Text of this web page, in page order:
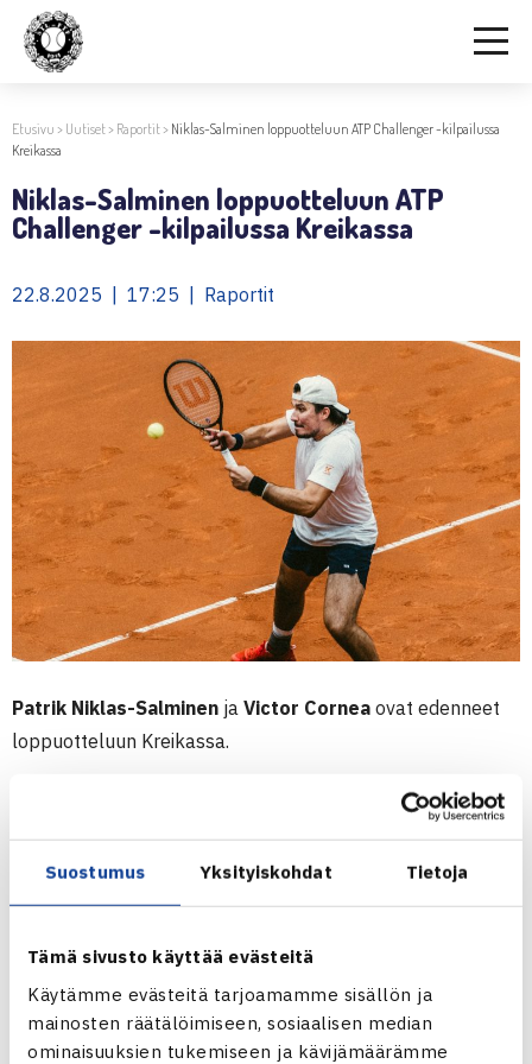
Suostumus Yksityiskohdat Tietoja
Tämä sivusto käyttää evästeitä
Käytämme evästeitä tarjoamamme sisällön ja
mainosten räätälöimiseen, sosiaalisen median
ominaisuuksien tukemiseen ja kävijämäärämme
Etusivu > Uutiset> Raportit> Niklas-Salminen loppuotteluun ATP Challenger -kilpailussa
Kreikassa
Niklas-Salminen loppuotteluun ATP
Challenger -kilpailussa Kreikassa
22.8.2025 | 17:25 | Raportit
Patrik Niklas-Salminen ja Victor Cornea ovat edenneet
loppuotteluun Kreikassa.
Kilpailun ykkössijoitetut Niklas-Salminen/Cornea voittivat
välieräottelunsa perjantainaStefanos
Sakellaridis/Petros Tsitsipasparia vastaan 7-5, 6-4 ja
etenivät kilpailun finaaliin. Kyseessä on Niklas-Salmisen
Avauskierroksella suomalais-romalainen pari voitti
italialaisetLuca Castagnola/ Pietro Fellinselkein lukemin